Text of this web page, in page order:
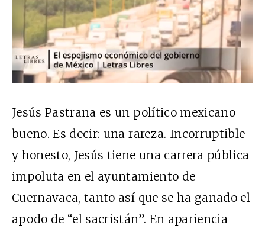
Jesús Pastrana es un político mexicano
bueno. Es decir: una rareza. Incorruptible
y honesto, Jesús tiene una carrera pública
impoluta en el ayuntamiento de
Cuernavaca, tanto así que se ha ganado el
apodo de “el sacristán”. En apariencia